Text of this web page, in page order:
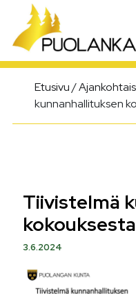
Päävalikko
Etusivu/
kunnanhallituksen
Tiivistelmä
3.6.2024